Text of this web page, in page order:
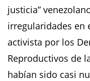
justicia”
irregularidades en
activista por los
Reproductivos de
habían sido casi